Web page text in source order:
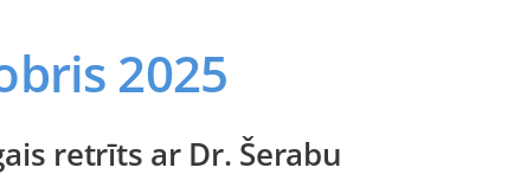
2025
retrīts ar Dr. Šerabu